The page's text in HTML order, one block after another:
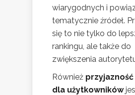
wiarygodnych i
tematycznie źródeł.
się to nie tylko do
rankingu, ale także do
zwiększenia
Również
dla użytkowników